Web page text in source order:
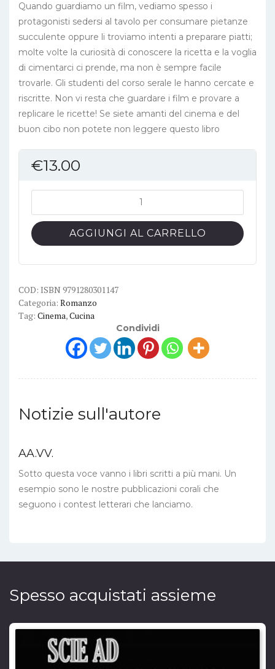
Quando guardiamo un film, vediamo spesso i
protagonisti sedersi al tavolo per consumare pietanze
succulente oppure li troviamo intenti a preparare piatti;
molte volte la curiosità di conoscere la ricetta e la voglia
di cimentarci ci prende, ma non è sempre facile
trovarle. Gli studenti del corso serale le hanno cercate e
riscritte. Non vi resta che guardare i film e provare a
replicare le ricette! Se siete amanti del cinema e del
buon cibo non potete non leggere questo libro
€13.00
chi
viene
a
Autori
Vari
quantità
AGGIUNGI AL CARRELLO
COD: ISBN 9791280301147
Categoria: Romanzo
Tag: Cinema,Cucina
Condividi
Notizie sull'autore
AA.VV.
Sotto questa voce vanno i libri scritti a più mani. Un
esempio sono le nostre pubblicazioni corali che
seguono i contest letterari che lanciamo.
Spesso acquistati assieme